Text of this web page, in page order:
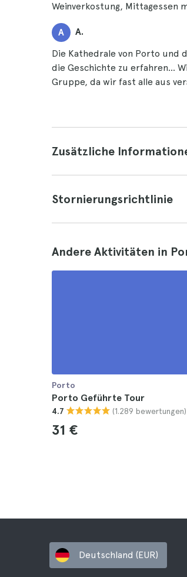
Weinverkostung, Mittagessen
A A.
Die Kathedrale von Porto und
die Geschichte zu erfahren...
Gruppe, da wir fast alle aus
Zusätzliche
Stornierungsrichtlinie
Andere Aktivitäten in
Porto
Porto Geführte Tour
4.7 (1.289 bewertungen)
31 €
Deutschland (EUR)